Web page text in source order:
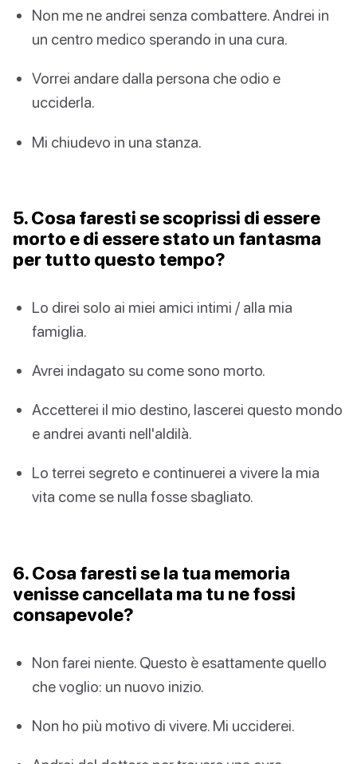
Non me ne andrei senza combattere. Andrei in
un centro medico sperando in una cura.
Vorrei andare dalla persona che odio e
ucciderla.
Mi chiudevo in una stanza.
5. Cosa faresti se scoprissi di essere
morto e di essere stato un fantasma
per tutto questo tempo?
Lo direi solo ai miei amici intimi / alla mia
famiglia.
Avrei indagato su come sono morto.
Accetterei il mio destino, lascerei questo mondo
e andrei avanti nell'aldilà.
Lo terrei segreto e continuerei a vivere la mia
vita come se nulla fosse sbagliato.
6. Cosa faresti se la tua memoria
venisse cancellata ma tu ne fossi
consapevole?
Non farei niente. Questo è esattamente quello
che voglio: un nuovo inizio.
Non ho più motivo di vivere. Mi ucciderei.